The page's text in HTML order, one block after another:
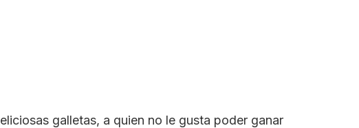
galletas, a quien no le gusta poder ganar